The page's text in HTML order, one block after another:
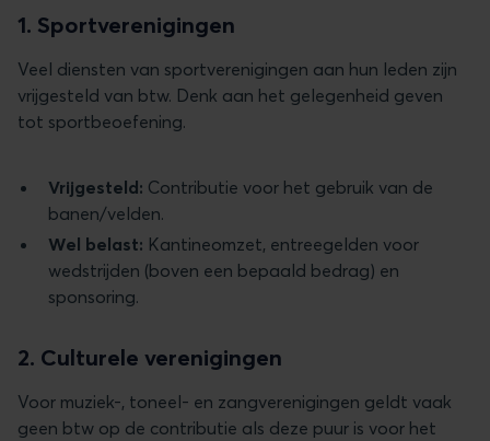
1. Sportverenigingen
Veel diensten van sportverenigingen aan hun leden zijn
vrijgesteld van btw. Denk aan het gelegenheid geven
tot sportbeoefening.
Vrijgesteld: Contributie voor het gebruik van de
banen/velden.
Wel belast: Kantineomzet, entreegelden voor
wedstrijden (boven een bepaald bedrag) en
sponsoring.
2. Culturele verenigingen
Voor muziek-, toneel- en zangverenigingen geldt vaak
geen btw op de contributie als deze puur is voor het